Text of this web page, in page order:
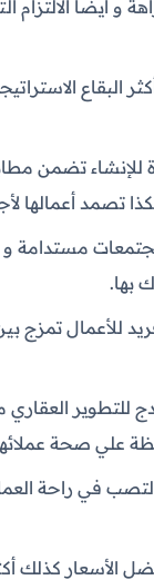
و أيضا الالتزام
البقاع
للإنشاء تضمن
تصمد أعمالها
مستدامة
بها.
للأعمال تمزج
للتطوير
علي صحة
في راحة
الأسعار كذلك